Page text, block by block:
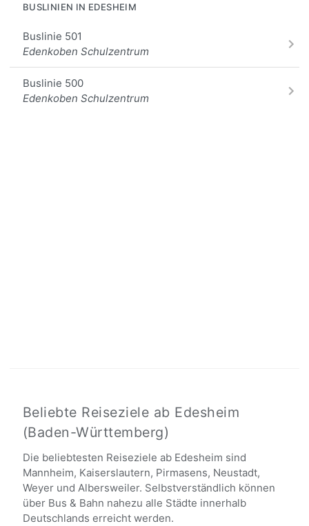
BUSLINIEN IN EDESHEIM
Buslinie 501
Edenkoben Schulzentrum
Buslinie 500
Edenkoben Schulzentrum
Beliebte Reiseziele ab Edesheim
(Baden-Württemberg)
Die beliebtesten Reiseziele ab Edesheim sind
Mannheim, Kaiserslautern, Pirmasens, Neustadt,
Weyer und Albersweiler. Selbstverständlich können
über Bus & Bahn nahezu alle Städte innerhalb
Deutschlands erreicht werden.